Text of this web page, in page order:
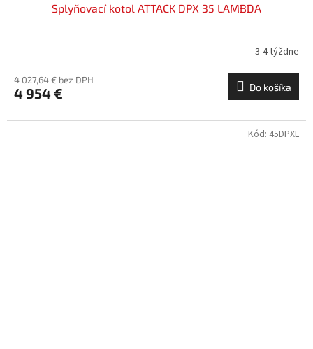
Splyňovací kotol ATTACK DPX 35 LAMBDA
3-4 týždne
4 027,64 € bez DPH
4 954 € Do košíka
Kód: 45DPXL